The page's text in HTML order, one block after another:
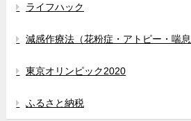
ライフハック
減感作療法（花粉症・アトピー・喘息
東京オリンピック2020
ふるさと納税